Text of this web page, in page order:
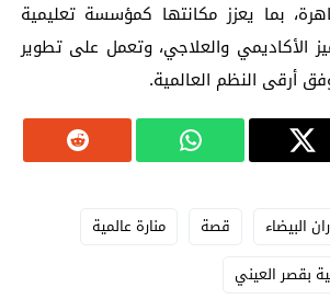
بما يعزز مكانتها كمؤسسة تعليمية
الأكاديمي والعلاجي، وتعمل على تطوير
أرقى النظم العالمية.
البيضاء قصة
منارة عالمية
بقصر العيني